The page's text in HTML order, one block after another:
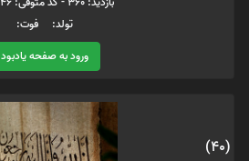
تولد: فوت:
ورود به صفحه یادبود
(40)